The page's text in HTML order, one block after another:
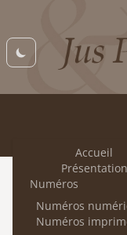
Accueil
Présentation
Numéros
Numéros
Numéros